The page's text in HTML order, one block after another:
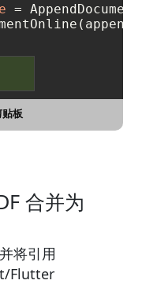
=
板
合并为
将引用
Flutter